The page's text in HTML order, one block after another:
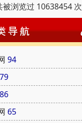
被浏览过 10638454 次
94
79
86
65